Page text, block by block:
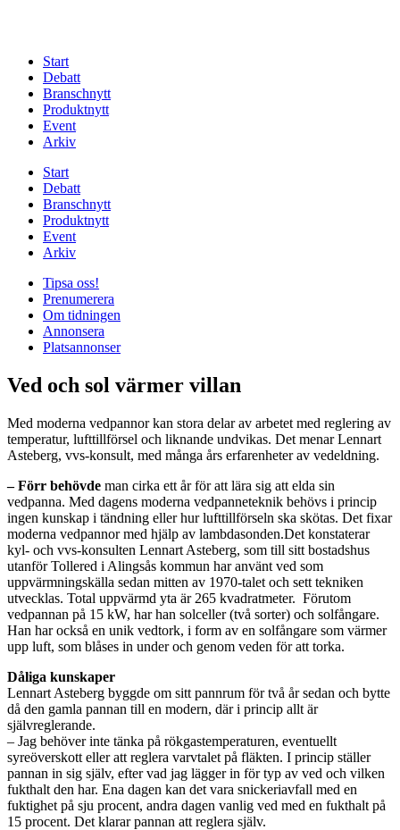
Start
Debatt
Branschnytt
Produktnytt
Event
Arkiv
Start
Debatt
Branschnytt
Produktnytt
Event
Arkiv
Tipsa oss!
Prenumerera
Om tidningen
Annonsera
Platsannonser
Ved och sol värmer villan
Med moderna vedpannor kan stora delar av arbetet med reglering av
temperatur, lufttillförsel och liknande undvikas. Det menar Lennart
Asteberg, vvs-konsult, med många års erfarenheter av vedeldning.
– Förr behövde man cirka ett år för att lära sig att elda sin
vedpanna. Med dagens moderna vedpanneteknik behövs i princip
ingen kunskap i tändning eller hur lufttillförseln ska skötas. Det fixar
moderna vedpannor med hjälp av lambdasonden.Det konstaterar
kyl- och vvs-konsulten Lennart Asteberg, som till sitt bostadshus
utanför Tollered i Alingsås kommun har använt ved som
uppvärmningskälla sedan mitten av 1970-talet och sett tekniken
utvecklas. Total uppvärmd yta är 265 kvadratmeter. Förutom
vedpannan på 15 kW, har han solceller (två sorter) och solfångare.
Han har också en unik vedtork, i form av en solfångare som värmer
upp luft, som blåses in under och genom veden för att torka.
Dåliga kunskaper
Lennart Asteberg byggde om sitt pannrum för två år sedan och bytte
då den gamla pannan till en modern, där i princip allt är
självreglerande.
– Jag behöver inte tänka på rökgastemperaturen, eventuellt
syreöverskott eller att reglera varvtalet på fläkten. I princip ställer
pannan in sig själv, efter vad jag lägger in för typ av ved och vilken
fukthalt den har. Ena dagen kan det vara snickeriavfall med en
fuktighet på sju procent, andra dagen vanlig ved med en fukthalt på
15 procent. Det klarar pannan att reglera själv.